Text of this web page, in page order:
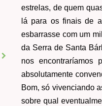
estrelas, de quem
lá para os finais de
esbarrasse com um
da Serra de Santa
nos
absolutamente
Bom, só vivenciando
sobre qual